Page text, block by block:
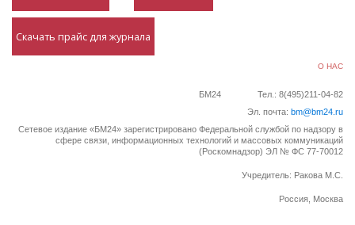
Скачать прайс для журнала
О НАС
БМ24
Тел.: 8(495)211-04-82
Эл. почта: bm@bm24.ru
Сетевое издание «БМ24» зарегистрировано Федеральной службой по надзору в
сфере связи, информационных технологий и массовых коммуникаций
(Роскомнадзор) ЭЛ № ФС 77-70012
Учредитель: Ракова М.С.
Россия, Москва